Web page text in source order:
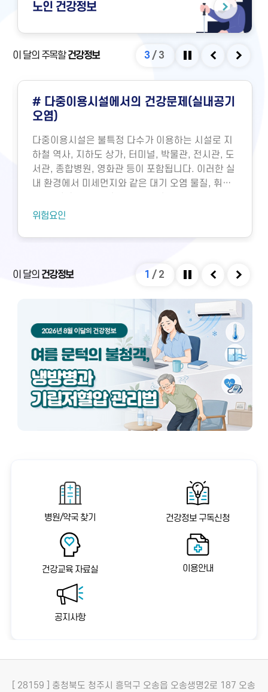
노인 건강정보
이 달의 주목할건강정보 3 /3
# 다중이용시설에서의 건강문제(실내공기
오염)
다중이용시설은 불특정 다수가 이용하는 시설로 지
하철 역사, 지하도 상가, 터미널, 박물관, 전시관, 도
서관, 종합병원, 영화관 등이 포함됩니다. 이러한 실
내 환경에서 미세먼지와 같은 대기 오염 물질, 휘발
오염물질에 노출되면 호흡기 질환 등 다양한 건강 문
가 부족하면 두통, 구토, 근육통, 불쾌감과 같은 빌딩
실내외 온도 차와 건조한 환경으로 인해 냉방병도 나
와 충분한 휴식을 통해 대부분 예방 및 관리할 수 있
위험요인
이 달의 건강정보 1 / 2
병원/약국 찾기 건강정보 구독신청
건강교육 자료실 이용안내
공지사항
[ 28159 ] 충청북도 청주시 흥덕구 오송읍 오송생명2로 187 오송